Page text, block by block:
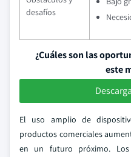
desafíos
¿Cuáles son las
este
El uso amplio de
productos comerciales
en un futuro próximo. Los